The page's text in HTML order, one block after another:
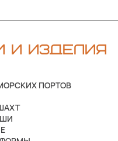
И ИЗДЕЛИЯ
ПОРТОВ